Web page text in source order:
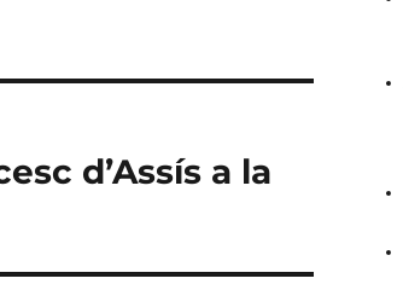
d’Assís a la